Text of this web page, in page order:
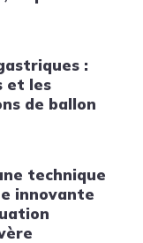
:
et les
de ballon
technique
innovante